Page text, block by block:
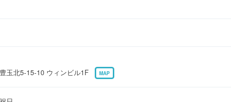
玉北5-15-10 ウィンビル1F
MAP